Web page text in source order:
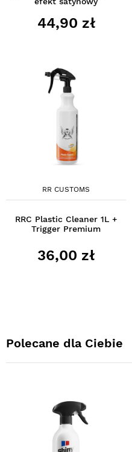
44,90 zł
RR CUSTOMS
RRC Plastic Cleaner 1L +
Trigger Premium
36,00 zł
Polecane dla Ciebie